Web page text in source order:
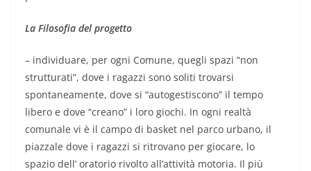
La Filosofia del progetto
– individuare, per ogni Comune, quegli spazi “non
strutturati”, dove i ragazzi sono soliti trovarsi
spontaneamente, dove si “autogestiscono” il tempo
libero e dove “creano” i loro giochi. In ogni realtà
comunale vi è il campo di basket nel parco urbano, il
piazzale dove i ragazzi si ritrovano per giocare, lo
spazio dell’ oratorio rivolto all’attività motoria. Il più